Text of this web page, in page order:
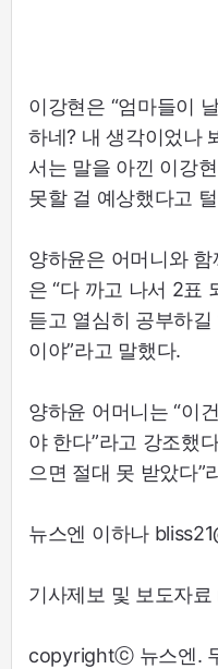
이강현은 “엄마들이
하네? 내 생각이었나
서는 말을 아낀 이강
못할 걸 예상했다고
양하윤은 어머니와
은 “다 까고 나서 2표
듣고 열심히 공부하
이야”라고 말했다.
양하윤 어머니는 “이
야 한다”라고 강조했
으면 절대 못 받았다”
뉴스엔 이하나
기사제보 및 보도자
copyrightⓒ 뉴스엔.